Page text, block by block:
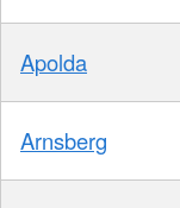
Apolda
Arnsberg